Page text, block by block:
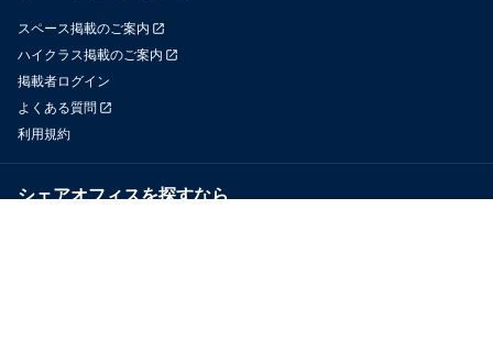
スペース掲載のご案内
ハイクラス掲載のご案内
掲載者ログイン
よくある質問
利用規約
シェアオフィスを探すなら